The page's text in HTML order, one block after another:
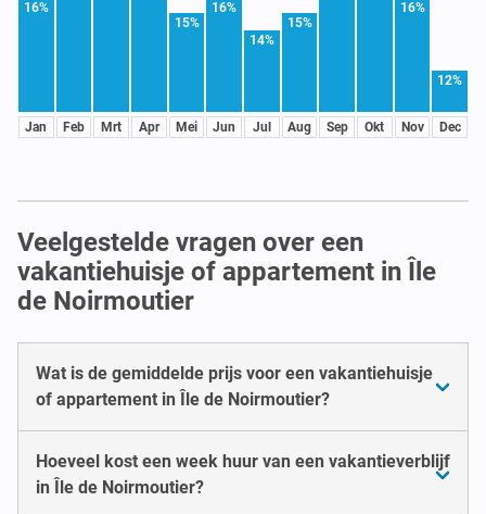
16%
Jan Feb Mrt Apr
15%
Mei
16%
Jun
14%
Jul
15%
Aug Sep Okt
16%
Nov
12%
Dec
Veelgestelde vragen over een
vakantiehuisje of appartement in Île
de Noirmoutier
Wat is de gemiddelde prijs voor een vakantiehuisje
of appartement in Île de Noirmoutier?
Hoeveel kost een week huur van een vakantieverblijf
in Île de Noirmoutier?